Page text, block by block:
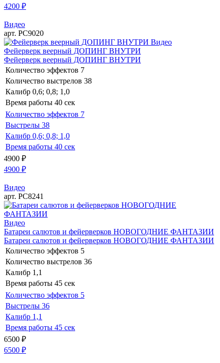
4200 ₽
Видео
арт. РС9020
Видео
Фейерверк веерный ДОПИНГ ВНУТРИ
Фейерверк веерный ДОПИНГ ВНУТРИ
Количество эффектов 7
Количество выстрелов 38
Калибр 0,6; 0,8; 1,0
Время работы 40 сек
Количество эффектов 7
Выстрелы 38
Калибр 0,6; 0,8; 1,0
Время работы 40 сек
4900 ₽
4900 ₽
Видео
арт. РС8241
Видео
Батареи салютов и фейерверков НОВОГОДНИЕ ФАНТАЗИИ
Батареи салютов и фейерверков НОВОГОДНИЕ ФАНТАЗИИ
Количество эффектов 5
Количество выстрелов 36
Калибр 1,1
Время работы 45 сек
Количество эффектов 5
Выстрелы 36
Калибр 1,1
Время работы 45 сек
6500 ₽
6500 ₽